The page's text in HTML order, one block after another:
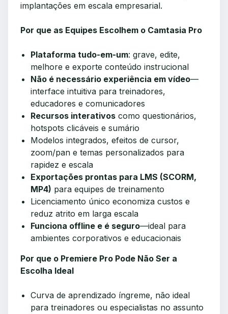
implantações em escala empresarial.
Por que as Equipes Escolhem o Camtasia Pro
Plataforma tudo-em-um: grave, edite,
melhore e exporte conteúdo instrucional
Não é necessário experiência em vídeo—
interface intuitiva para treinadores,
educadores e comunicadores
Recursos interativos como questionários,
hotspots clicáveis e sumário
Modelos integrados, efeitos de cursor,
zoom/pan e temas personalizados para
rapidez e escala
Exportações prontas para LMS (SCORM,
MP4) para equipes de treinamento
Licenciamento único economiza custos e
reduz atrito em larga escala
Funciona offline e é seguro—ideal para
ambientes corporativos e educacionais
Por que o Premiere Pro Pode Não Ser a
Escolha Ideal
Curva de aprendizado íngreme, não ideal
para treinadores ou especialistas no assunto